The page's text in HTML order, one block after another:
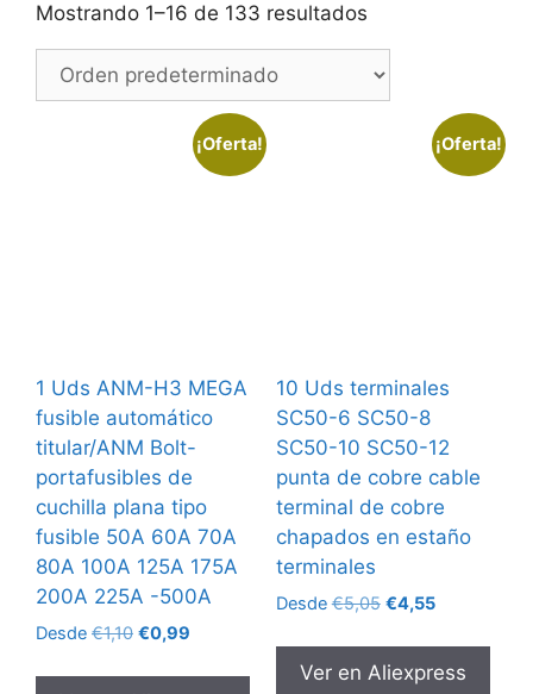
Mostrando 1–16 de 133 resultados
¡Oferta!
1 Uds ANM-H3 MEGA
fusible automático
titular/ANM Bolt-
portafusibles de
cuchilla plana tipo
fusible 50A 60A 70A
80A 100A 125A 175A
200A 225A -500A
Desde €1,10 El
original
€0,99
actual
¡Oferta!
10 Uds terminales
SC50-6 SC50-8
SC50-10 SC50-12
punta de cobre cable
terminal de cobre
chapados en estaño
terminales
Desde€5,05 El
original
era:
€4,55El
actual
es:
Ver en Aliexpress